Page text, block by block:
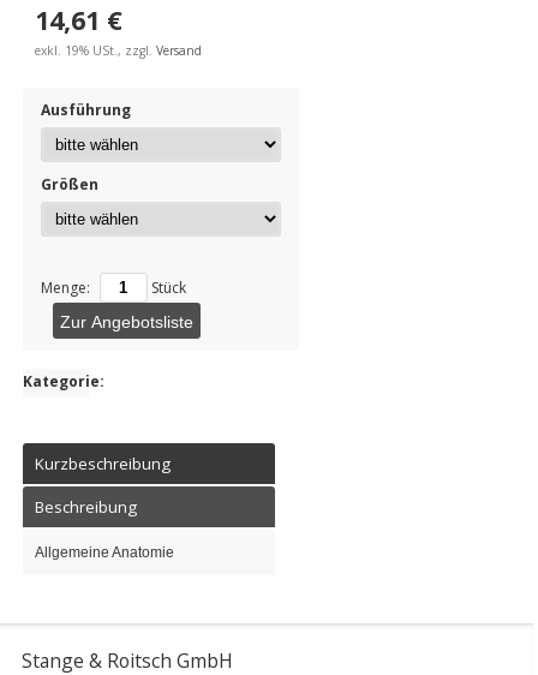
14,61 €
exkl. 19% USt., zzgl. Versand
Ausführung
Größen
Menge: Stück
Zur Angebotsliste
Kategorie:
Kurzbeschreibung
Beschreibung
Allgemeine Anatomie
Stange & Roitsch GmbH